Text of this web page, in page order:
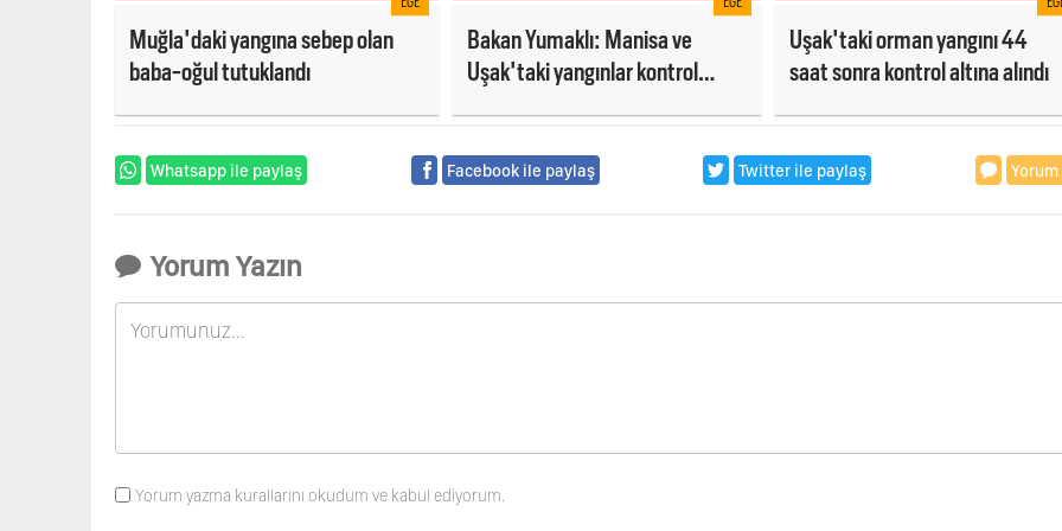
Muğla'daki yangına sebep olan
baba-oğul tutuklandı
Bakan Yumaklı: Manisa ve
Uşak'taki yangınlar kontrol
Uşak'taki orman yangını 44
saat sonra kontrol altına alındı
Whatsapp ile paylaş Facebook ile paylaş Twitter ile paylaş Yorum
Yorum Yazın
Yorum yazma kurallarını okudum ve kabul ediyorum.